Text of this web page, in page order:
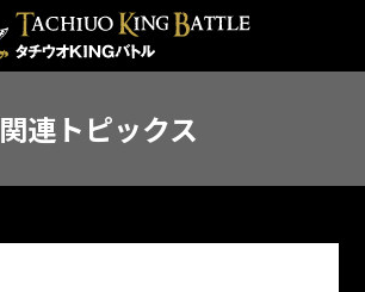
関連トピックス